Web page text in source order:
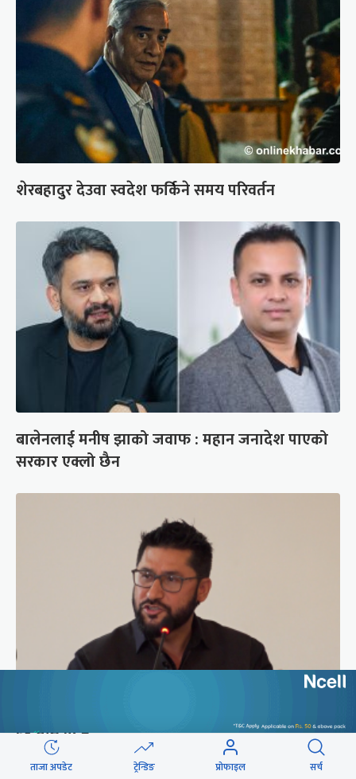
शेरबहादुर देउवा स्वदेश फर्किने समय परिवर्तन
बालेनलाई मनीष झाको जवाफ : महान जनादेश पाएको
सरकार एक्लो छैन
डर मान्नु पर्दैन
ताजा अपडेट ट्रेन्डिङ प्रोफाइल सर्च